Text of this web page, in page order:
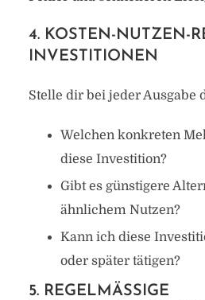
4. KOSTEN-NUTZEN-
INVESTITIONEN
Stelle dir bei jeder Ausgabe
Welchen konkreten
diese Investition?
Gibt es günstigere
ähnlichem Nutzen?
Kann ich diese
oder später tätigen?
5. REGELMÄSSIGE K